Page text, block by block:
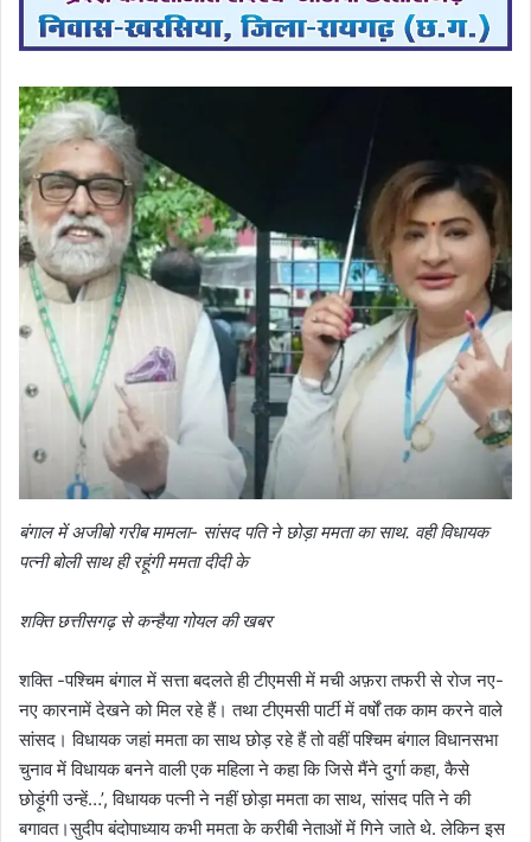
बंगाल में अजीबो गरीब मामला- सांसद पति ने छोड़ा ममता का साथ. वही विधायक
पत्नी बोली साथ ही रहूंगी ममता दीदी के
शक्ति छत्तीसगढ़ से कन्हैया गोयल की खबर
शक्ति -पश्चिम बंगाल में सत्ता बदलते ही टीएमसी में मची अफ़रा तफरी से रोज नए-
नए कारनामें देखने को मिल रहे हैं। तथा टीएमसी पार्टी में वर्षों तक काम करने वाले
सांसद। विधायक जहां ममता का साथ छोड़ रहे हैं तो वहीं पश्चिम बंगाल विधानसभा
चुनाव में विधायक बनने वाली एक महिला ने कहा कि जिसे मैंने दुर्गा कहा, कैसे
छोड़ूंगी उन्हें…’, विधायक पत्नी ने नहीं छोड़ा ममता का साथ, सांसद पति ने की
बगावत।सुदीप बंदोपाध्याय कभी ममता के करीबी नेताओं में गिने जाते थे. लेकिन इस